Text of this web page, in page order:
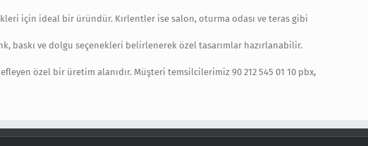
için ideal bir üründür. Kırlentler ise salon, oturma odası ve teras gibi
baskı ve dolgu seçenekleri belirlenerek özel tasarımlar hazırlanabilir.
özel bir üretim alanıdır. Müşteri temsilcilerimiz 90 212 545 01 10 pbx,